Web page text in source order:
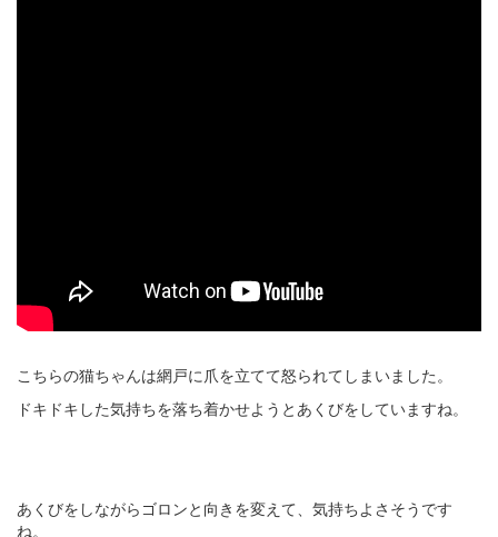
こちらの猫ちゃんは網戸に爪を立てて怒られてしまいました。
ドキドキした気持ちを落ち着かせようとあくびをしていますね。
あくびをしながらゴロンと向きを変えて、気持ちよさそうです
ね。